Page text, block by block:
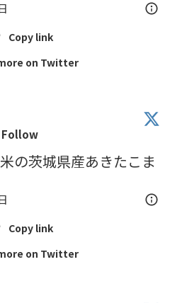
Copy link
on Twitter
Follow
の茨城県産あきたこま
Copy link
on Twitter